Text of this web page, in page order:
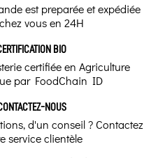
est preparée et expédiée
chez vous en 24H
BIO
certifiée en Agriculture
par FoodChain ID
NOUS
d'un conseil ? Contactez
service clientèle